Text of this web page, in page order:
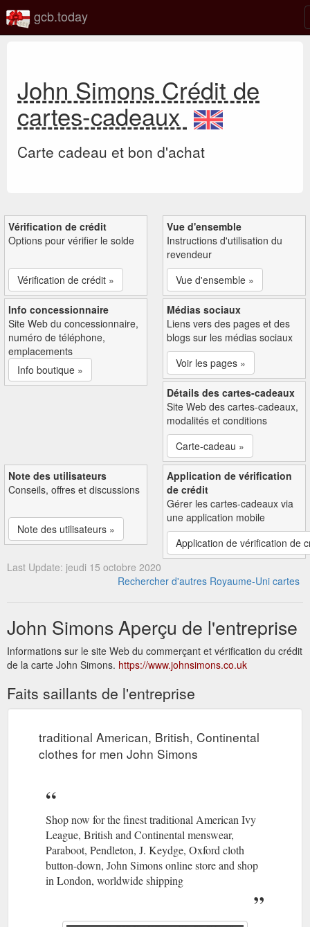
gcb.today
John Simons Crédit de
cartes-cadeaux
Carte cadeau et bon d'achat
Vérification de crédit
Options pour vérifier le solde
Vérification de crédit »
Vue d'ensemble
Instructions d'utilisation du
revendeur
Vue d'ensemble »
Info concessionnaire
Site Web du concessionnaire,
numéro de téléphone,
emplacements
Info boutique »
Médias sociaux
Liens vers des pages et des
blogs sur les médias sociaux
Voir les pages »
Détails des cartes-cadeaux
Site Web des cartes-cadeaux,
modalités et conditions
Carte-cadeau »
Note des utilisateurs
Conseils, offres et discussions
Note des utilisateurs »
Application de vérification
de crédit
Gérer les cartes-cadeaux via
une application mobile
Application de vérification de
Last Update: jeudi 15 octobre 2020
Rechercher d'autres Royaume-Uni cartes
John Simons Aperçu de l'entreprise
Informations sur le site Web du commerçant et vérification du crédit
de la carte John Simons. https://www.johnsimons.co.uk
Faits saillants de l'entreprise
traditional American, British, Continental
clothes for men John Simons
Shop now for the finest traditional American Ivy
League, British and Continental menswear,
Paraboot, Pendleton, J. Keydge, Oxford cloth
button-down, John Simons online store and shop
in London, worldwide shipping